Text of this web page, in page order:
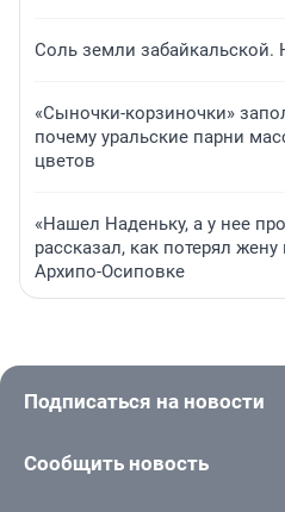
Соль земли забайкальской.
«Сыночки-корзиночки»
почему уральские парни
цветов
«Нашел Наденьку, а у нее
рассказал, как потерял
Архипо-Осиповке
Подписаться на новости
Сообщить новость